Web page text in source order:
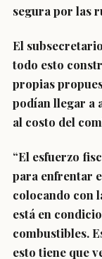
segura por las
El
todo esto
propias
podían llegar a
al costo del
“El esfuerzo
para enfrentar
colocando con
está en
combustibles.
esto tiene que